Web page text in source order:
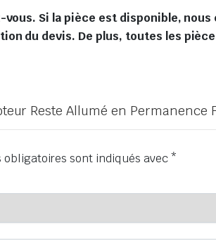
Si la pièce est disponible,
du devis. De plus, toutes les
Reste Allumé en Permanence
obligatoires sont indiqués avec*